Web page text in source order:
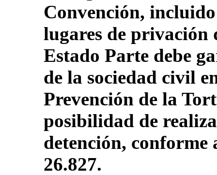
Convención, incluido
lugares de privación
Estado Parte debe
de la sociedad civil
Prevención de la
posibilidad de
detención, conforme
26.827.